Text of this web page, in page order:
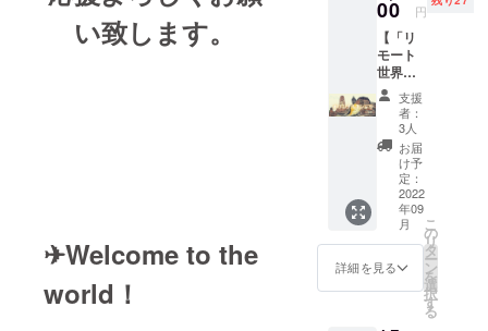
い致します。
✈Welcome to the
world！
旅！の
員登
録・公
式LINE
友だち
追加が
必須で
す。 ※
ツアー
参加に
はPC・
スマ
ホ・タ
トなど
のデバ
のツ
アーに
参加可
能（３
回） ・
予約方
法：当
社公式
HPより
事前予
約制 ・
ツアー
参加条
件 ・
「リ
モート
の気持
ちを込
めた
メール
付き！
・有効
期間：
２０２
２年９
月～２
０２３
年８月
末日 ～
「リ
モート
00 円
【「リ
モート
世界遺
産」の
旅！オ
リジナ
ルTシャ
ツ】 ・
CAMPF
IRE限定
の「リ
モート
世界遺
産」の
旅！オ
リジナ
支援
者：
3人
お届
け予
定：
2022
年09
月
詳細を見る
こ
の
リ
タ
ー
ン
を
選
択
す
る